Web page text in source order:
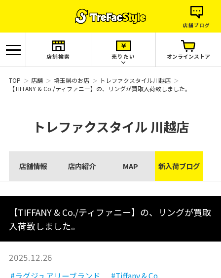
店舗ブログ
店舗検索 売りたい オンラインストア
TOP 店舗 埼玉県のお店
トレファクスタイル川越店
【TIFFANY & Co./ティファニー】の、リングが買取入荷致しました。
トレファクスタイル川越店
店舗情報 店内紹介 MAP 新入荷ブログ
【TIFFANY & Co./ティファニー】の、リングが買取
入荷致しました。
2025.12.26
#ラグジュアリーブランド
#Tiffany & Co.